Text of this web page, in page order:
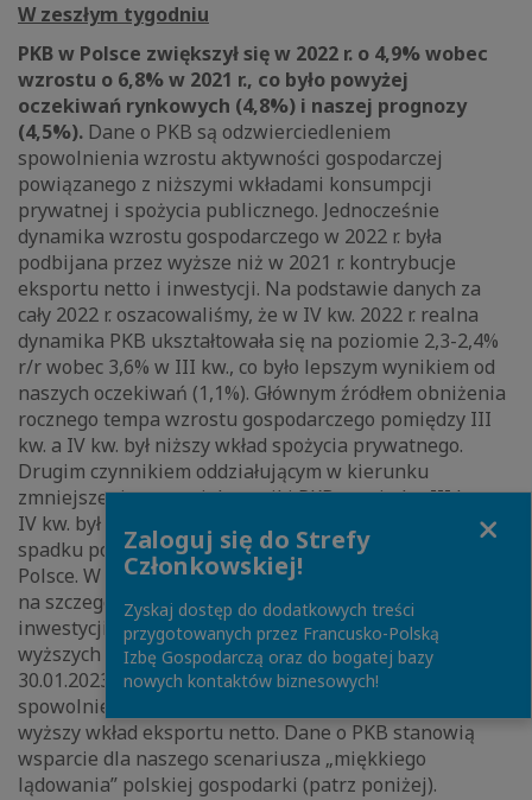
W zeszłym tygodniu
PKB w Polsce zwiększył się w 2022 r. o 4,9% wobec
wzrostu o 6,8% w 2021 r., co było powyżej
oczekiwań rynkowych (4,8%) i naszej prognozy
(4,5%). Dane o PKB są odzwierciedleniem
spowolnienia wzrostu aktywności gospodarczej
powiązanego z niższymi wkładami konsumpcji
prywatnej i spożycia publicznego. Jednocześnie
dynamika wzrostu gospodarczego w 2022 r. była
podbijana przez wyższe niż w 2021 r. kontrybucje
eksportu netto i inwestycji. Na podstawie danych za
cały 2022 r. oszacowaliśmy, że w IV kw. 2022 r. realna
dynamika PKB ukształtowała się na poziomie 2,3-2,4%
r/r wobec 3,6% w III kw., co było lepszym wynikiem od
naszych oczekiwań (1,1%). Głównym źródłem obniżenia
rocznego tempa wzrostu gospodarczego pomiędzy III
kw. a IV kw. był niższy wkład spożycia prywatnego.
Drugim czynnikiem oddziałującym w kierunku
zmniejszenia rocznej dynamiki PKB pomiędzy III kw. a
IV kw. był niższy wkład zmiany zapasów, który mimo
spadku pozostał głównym źródłem wzrostu PKB w
Polsce. W strukturze wzrostu gospodarczego w IV kw.
na szczególną uwagę zasługuje wyraźne zwiększenie
inwestycji, które naszym zdaniem jest efektem
wyższych inwestycji publicznych (por. MAKROpuls z
30.01.2023). Drugim czynnikiem ograniczającym skalę
spowolnienia w IV kw. 2022 r. był również nieznacznie
wyższy wkład eksportu netto. Dane o PKB stanowią
wsparcie dla naszego scenariusza „miękkiego
lądowania” polskiej gospodarki (patrz poniżej).
Zaloguj się do Strefy
Członkowskiej!
Zyskaj dostęp do dodatkowych treści
przygotowanych przez Francusko-Polską
Izbę Gospodarczą oraz do bogatej bazy
nowych kontaktów biznesowych!